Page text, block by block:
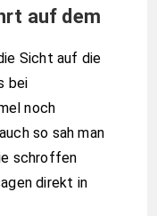
auf dem
Sicht auf die
bei
noch
so sah man
schroffen
direkt in